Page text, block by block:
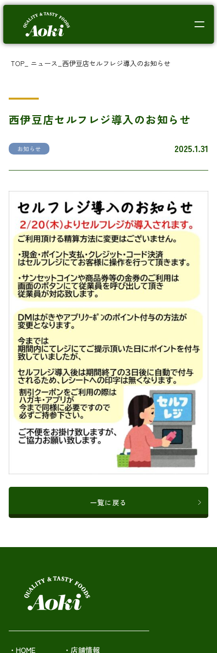
TOP ニュース 西伊豆店セルフレジ導入のお知らせ
西伊豆店セルフレジ導入のお知らせ
お知らせ 2025.1.31
一覧に戻る
・HOME ・店舗情報